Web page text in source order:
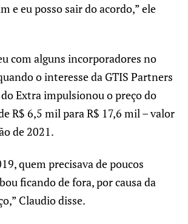
e eu posso sair do acordo,” ele
com alguns incorporadores no
o interesse da GTIS Partners
Extra impulsionou o preço do
R$ 6,5 mil para R$ 17,6 mil – valor
de 2021.
quem precisava de poucos
ficando de fora, por causa da
Claudio disse.